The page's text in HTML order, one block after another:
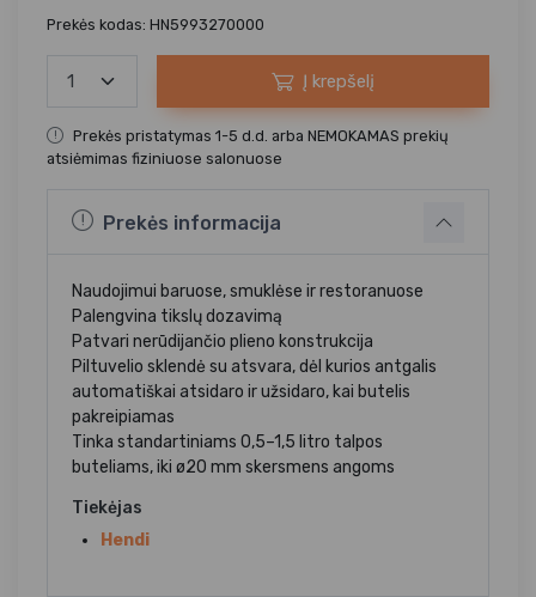
Prekės kodas: HN5993270000
Į krepšelį
Prekės pristatymas 1-5 d.d. arba NEMOKAMAS prekių
atsiėmimas fiziniuose salonuose
Prekės informacija
Naudojimui baruose, smuklėse ir restoranuose
Palengvina tikslų dozavimą
Patvari nerūdijančio plieno konstrukcija
Piltuvelio sklendė su atsvara, dėl kurios antgalis
automatiškai atsidaro ir užsidaro, kai butelis
pakreipiamas
Tinka standartiniams 0,5–1,5 litro talpos
buteliams, iki ø20 mm skersmens angoms
Tiekėjas
Hendi